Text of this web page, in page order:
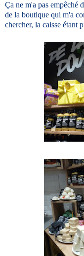
Ça ne m'a pas empêché
de la boutique qui m'a
chercher, la caisse étant